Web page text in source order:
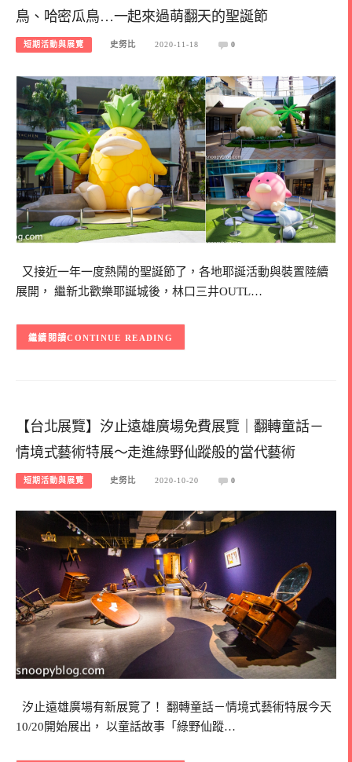
鳥、哈密瓜鳥…一起來過萌翻天的聖誕節
短期活動與展覽 史努比 2020-11-18 0
又接近一年一度熱鬧的聖誕節了，各地耶誕活動與裝置陸續
展開， 繼新北歡樂耶誕城後，林口三井OUTL…
CONTINUE READING
【台北展覽】汐止遠雄廣場免費展覽｜翻轉童話－
情境式藝術特展～走進綠野仙蹤般的當代藝術
短期活動與展覽 史努比 2020-10-20 0
汐止遠雄廣場有新展覽了！ 翻轉童話－情境式藝術特展今天
10/20開始展出， 以童話故事「綠野仙蹤…